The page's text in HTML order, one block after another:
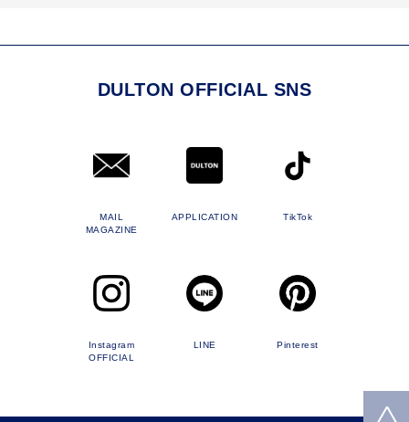
DULTON OFFICIAL SNS
MAIL
MAGAZINE
APPLICATION TikTok
Instagram
OFFICIAL
LINE Pinterest